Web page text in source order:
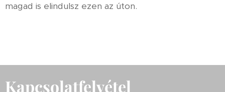
magad is elindulsz ezen az úton.
Kapcsolatfelvétel